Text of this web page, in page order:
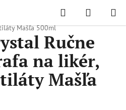
Hľadať
KOŠÍK
Bohemia Crystal Ručne brúsená
Mašľa 500ml
Ručne
na likér,
Mašľa